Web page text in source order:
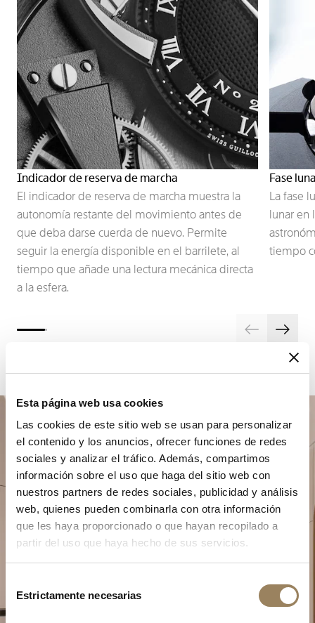
Esta página web usa cookies
Las cookies de este sitio web se usan para personalizar
el contenido y los anuncios, ofrecer funciones de redes
sociales y analizar el tráfico. Además, compartimos
información sobre el uso que haga del sitio web con
nuestros partners de redes sociales, publicidad y análisis
web, quienes pueden combinarla con otra información
que les haya proporcionado o que hayan recopilado a
partir del uso que haya hecho de sus servicios.
consentimiento
Estrictamente necesarias
Indicador de reserva de marcha
El indicador de reserva de marcha muestra la
autonomía restante del movimiento antes de
que deba darse cuerda de nuevo. Permite
seguir la energía disponible en el barrilete, al
tiempo que añade una lectura mecánica directa
a la esfera.
Fase
La fase
lunar en
tiempo
Planifique su momento de
excepción